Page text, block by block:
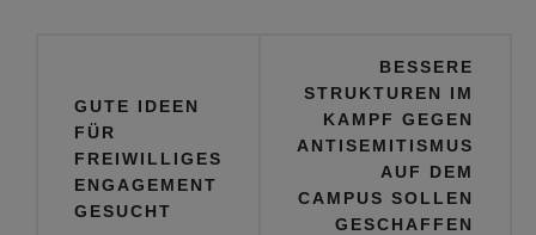
GUTE IDEEN
FÜR
FREIWILLIGES
ENGAGEMENT
GESUCHT
BESSERE
STRUKTUREN IM
KAMPF GEGEN
ANTISEMITISMUS
AUF DEM
CAMPUS SOLLEN
GESCHAFFEN